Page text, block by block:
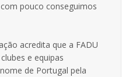
pouco conseguimos
acredita que a FADU
e equipas
de Portugal pela